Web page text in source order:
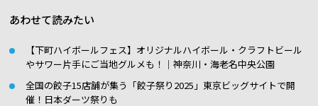
あわせて読みたい
【下町ハイボールフェス】オリジナルハイボール・クラフトビール
やサワー片手にご当地グルメも！｜神奈川・海老名中央公園
全国の餃子15店舗が集う「餃子祭り2025」東京ビッグサイトで開
催！日本ダーツ祭りも